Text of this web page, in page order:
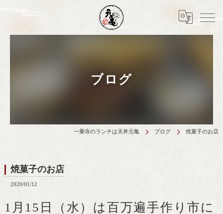
ブログ
一乗寺のランチは天丼元亀 ブログ 焼菓子のお店
焼菓子のお店
2020/01/12
1月15日（水）は百万遍手作り市に